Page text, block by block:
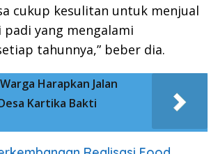
cukup kesulitan untuk menjual
yang mengalami
tahunnya,” beber dia.
Warga Harapkan Jalan
Kartika Bakti